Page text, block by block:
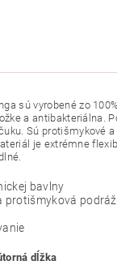
sú vyrobené zo
a antibakteriálna.
Sú protišmykové
je extrémne
bavlny
protišmyková
dĺžka